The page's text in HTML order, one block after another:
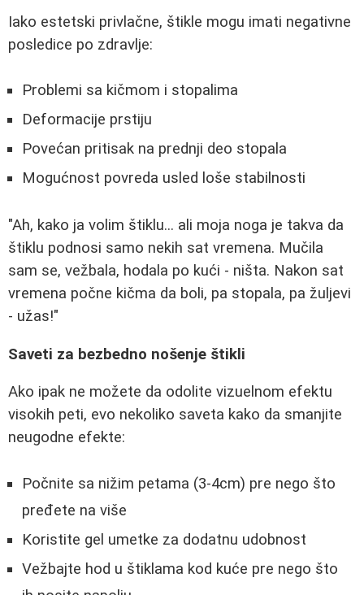
Iako estetski privlačne, štikle mogu imati negativne
posledice po zdravlje:
Problemi sa kičmom i stopalima
Deformacije prstiju
Povećan pritisak na prednji deo stopala
Mogućnost povreda usled loše stabilnosti
"Ah, kako ja volim štiklu... ali moja noga je takva da
štiklu podnosi samo nekih sat vremena. Mučila
sam se, vežbala, hodala po kući - ništa. Nakon sat
vremena počne kičma da boli, pa stopala, pa žuljevi
- užas!"
Saveti za bezbedno nošenje štikli
Ako ipak ne možete da odolite vizuelnom efektu
visokih peti, evo nekoliko saveta kako da smanjite
neugodne efekte:
Počnite sa nižim petama (3-4cm) pre nego što
pređete na više
Koristite gel umetke za dodatnu udobnost
Vežbajte hod u štiklama kod kuće pre nego što